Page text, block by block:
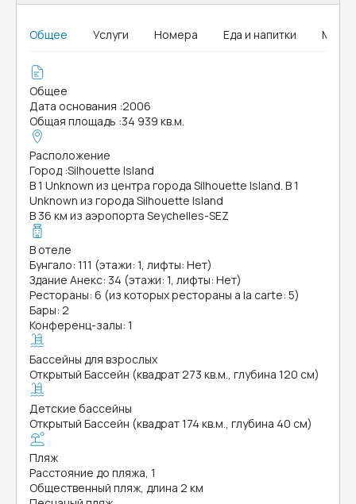
Общее Услуги Номера Еда и напитки MICE
Общее
Дата основания :2006
Общая площадь :34 939 кв.м.
Расположение
Город :Silhouette Island
В 1 Unknown из центра города Silhouette Island. В 1
Unknown из города Silhouette Island
В 36 км из аэропорта Seychelles-SEZ
В отеле
Бунгало: 111 (этажи: 1, лифты: Нет)
Здание Анекс: 34 (этажи: 1, лифты: Нет)
Рестораны: 6 (из которых рестораны a la carte: 5)
Бары: 2
Конференц-залы: 1
Бассейны для взрослых
Открытый Бассейн (квадрат 273 кв.м., глубина 120 см)
Детские бассейны
Открытый Бассейн (квадрат 174 кв.м., глубина 40 см)
Пляж
Расстояние до пляжа, 1
Общественный пляж, длина 2 км